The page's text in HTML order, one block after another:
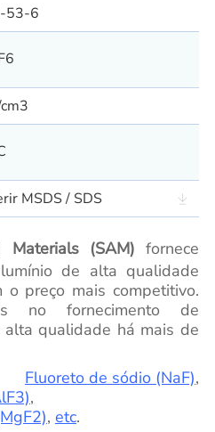
53-6
MSDS / SDS
(SAM) fornece
de alta qualidade
o preço mais competitivo.
no fornecimento de
qualidade há mais de
Fluoreto de sódio (NaF),
,
, etc.